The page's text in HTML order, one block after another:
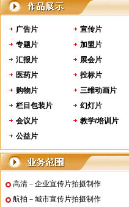
广告片
宣传片
专题片
加盟片
汇报片
展会片
医药片
投标片
购物片
三维动画片
栏目包装片
幻灯片
会议片
教学/培训片
公益片
高清－企业宣传片拍摄制作
航拍－城市宣传片拍摄制作